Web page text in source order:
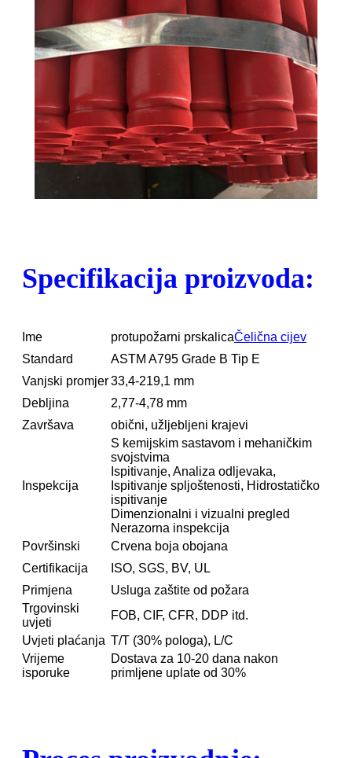
Specifikacija proizvoda:
Ime protupožarni prskalicaČelična cijev
Standard
ASTM A795 Grade B Tip E
Vanjski promjer33,4-219,1 mm
Debljina
2,77-4,78 mm
Završava
obični, užljebljeni krajevi
Inspekcija
S kemijskim sastavom i mehaničkim
svojstvima
Ispitivanje, Analiza odljevaka,
Ispitivanje spljoštenosti, Hidrostatičko
ispitivanje
Dimenzionalni i vizualni pregled
Nerazorna inspekcija
Površinski
Crvena boja obojana
Certifikacija
ISO, SGS, BV, UL
Primjena
Usluga zaštite od požara
Trgovinski
uvjeti
FOB, CIF, CFR, DDP itd.
Uvjeti plaćanja T/T (30% pologa), L/C
Vrijeme
isporuke
Dostava za 10-20 dana nakon
primljene uplate od 30%